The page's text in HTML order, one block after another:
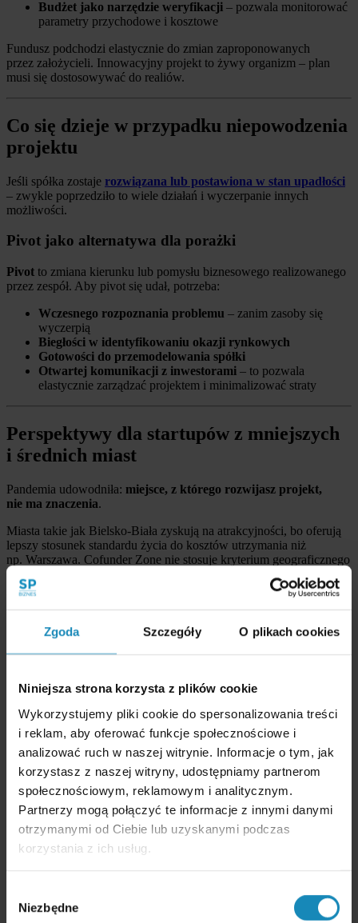
Zgoda Szczegóły O plikach cookies
Niniejsza strona korzysta z plików cookie
Wykorzystujemy pliki cookie do spersonalizowania treści
i reklam, aby oferować funkcje społecznościowe i
analizować ruch w naszej witrynie. Informacje o tym, jak
korzystasz z naszej witryny, udostępniamy partnerom
społecznościowym, reklamowym i analitycznym.
Partnerzy mogą połączyć te informacje z innymi danymi
otrzymanymi od Ciebie lub uzyskanymi podczas
korzystania z ich usług.
zgody
Niezbędne
Budżet jako narzędzie weryfikacji – pozwala monitorować
parametry przychodowe i kosztowe
Fundusz podchodzi elastycznie do zmian zaproponowanych
przez założycieli. Innowacyjny projekt to żywy organizm – plan
musi się dostosowywać do realiów.
Co się dzieje w przypadku niepowodzenia
projektu
Jeśli spółka zostaje rozwiązana lub postawiona w stan upadłości
– zwykle poprzedziło to wiele działań i wyczerpanie innych
możliwości.
Pivot jako alternatywa dla porażki
Pivot to zmiana kierunku lub pomysłu biznesowego realizowanego
przez zespół. Aby pivot się udał, potrzeba:
Wczesnego rozpoznania problemu – zanim zasoby się
wyczerpią
Biegłości w identyfikowaniu okazji rynkowych
Gotowości do przemodelowania spółki
Otwartej komunikacji z inwestorami – to pozwala
elastycznie zarządzać projektem i minimalizować straty
Perspektywy dla startupów z mniejszych
i średnich miast
Pandemia udowodniła: miejsce, z którego rozwijasz projekt,
nie ma znaczenia.
Miasta takie jak Bielsko-Biała zyskują na atrakcyjności, bo oferują
lepszy stosunek standardu życia do kosztów utrzymania niż
np. Warszawa. Cofunder Zone nie stosuje kryterium geograficznego
przy realizacji inwestycji w Polsce.
Co ogranicza rozwój startupów w Polsce
Dwa problemy:
Brak finansowania na późniejszym etapie rozwoju
na poziomie od kilku do kilkunastu milionów euro. W Polsce
działa za mało funduszy wzrostowych z takim ticketem
inwestycyjnym.
Zbyt duże przywiązanie do lokalnego rynku– startupy
wpadają w pułapkę stosunkowo dużej bazy klientów
w Polsce i zapominają o internacjonalizacji. To zamyka
im drogę do funduszy z dojrzałych rynków zachodnich.
Które branże przyciągają inwestorów VC
B2B SaaS